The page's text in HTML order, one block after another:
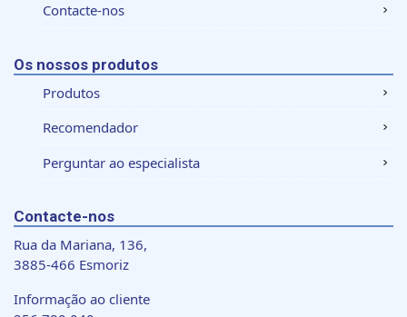
Contacte-nos
Os nossos produtos
Produtos
Recomendador
Perguntar ao especialista
Contacte-nos
Rua da Mariana, 136,
3885-466 Esmoriz
Informação ao cliente